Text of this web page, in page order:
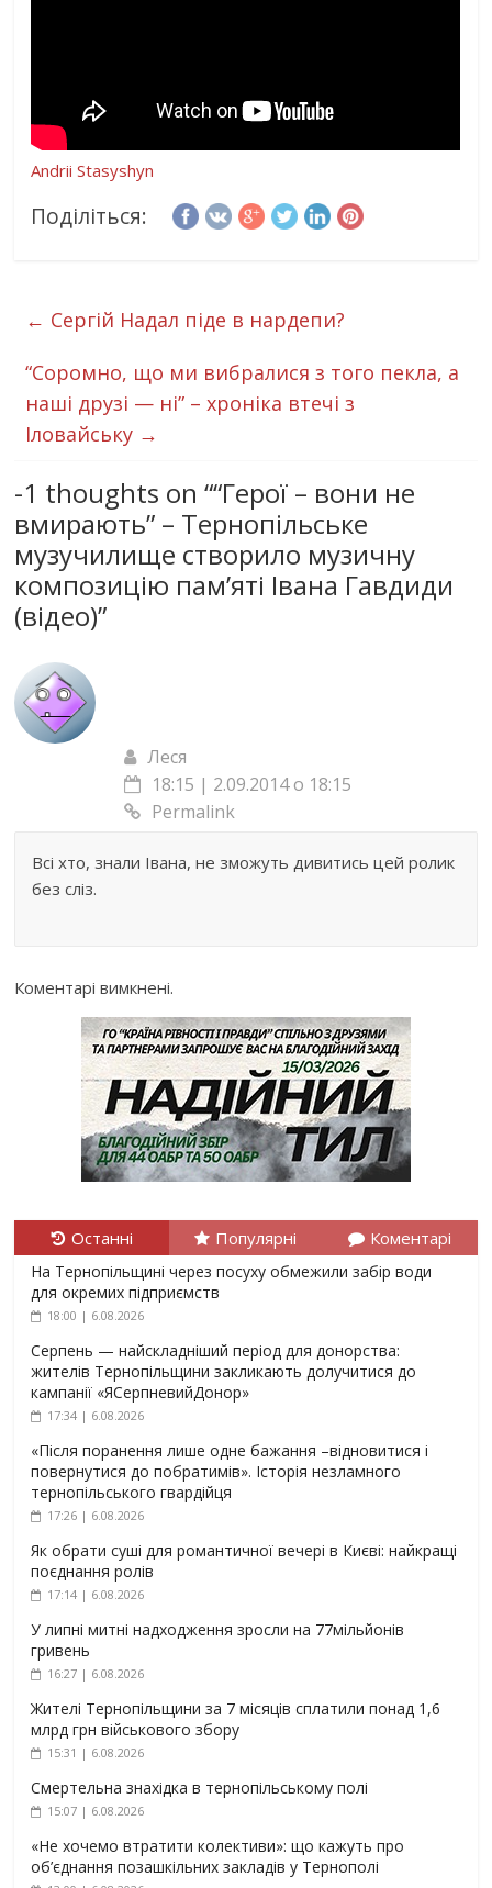
Andrii Stasyshyn
Поділіться:
← Сергій Надал піде в нардепи?
“Соромно, що ми вибралися з того пекла, а
наші друзі — ні” – хроніка втечі з
Іловайську →
-1 thoughts on ““Герої – вони не
вмирають” – Тернопільське
музучилище створило музичну
композицію пам’яті Івана Гавдиди
(відео)”
Леся
18:15 | 2.09.2014 о 18:15
Permalink
Всі хто, знали Івана, не зможуть дивитись цей ролик
без сліз.
Коментарі вимкнені.
Останні Популярні Коментарі
На Тернопільщині через посуху обмежили забір води
для окремих підприємств
18:00 | 6.08.2026
Серпень — найскладніший період для донорства:
жителів Тернопільщини закликають долучитися до
кампанії «ЯСерпневийДонор»
17:34 | 6.08.2026
«Після поранення лише одне бажання –відновитися і
повернутися до побратимів». Історія незламного
тернопільського гвардійця
17:26 | 6.08.2026
Як обрати суші для романтичної вечері в Києві: найкращі
поєднання ролів
17:14 | 6.08.2026
У липні митні надходження зросли на 77мільйонів
гривень
16:27 | 6.08.2026
Жителі Тернопільщини за 7 місяців сплатили понад 1,6
млрд грн військового збору
15:31 | 6.08.2026
Смертельна знахідка в тернопільському полі
15:07 | 6.08.2026
«Не хочемо втратити колективи»: що кажуть про
об’єднання позашкільних закладів у Тернополі